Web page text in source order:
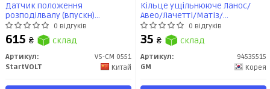
Датчик положення
розподілвалу (впускн)
Chevrolet Cruze/Orlando, Opel
Astra J/Mokka/Insignia (VS-CM
0551) StartVOLT
0 відгуків
615 ₴ склад
Артикул:
VS-CM 0551
StartVOLT
Китай
Кільце ущільнююче Ланос/
Авео/Лачетті/Матіз/
Нубіра/Epica трубок
кондиціонера (94535515) GM
0 відгуків
35 ₴ склад
Артикул:
94535515
GM
Корея